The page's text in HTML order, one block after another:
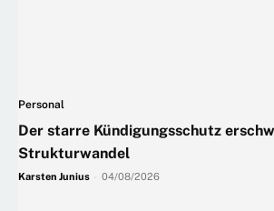
Personal
Der starre Kündigungsschutz
Strukturwandel
Karsten Junius 04/08/2026